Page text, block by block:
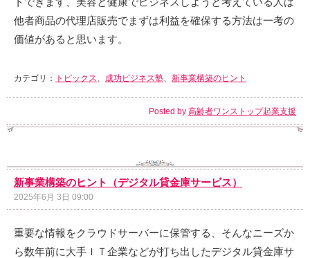
他者商品の代理店販売でまずは利益を確保する方法は一考の
価値があると思います。
カテゴリ： トピックス、 成功ビジネス塾、 新事業構築のヒント
Posted by 高齢者ワンストップ起業支援
新事業構築のヒント（デジタル貸金庫サービス）
2025年6月 3日 09:00
重要な情報をクラウドサーバーに保管する、そんなニーズか
ら数年前に大手ＩＴ企業などが打ち出したデジタル貸金庫サ